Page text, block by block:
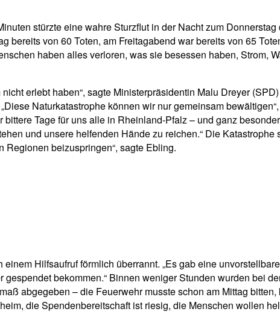
stürzte eine wahre Sturzflut in der Nacht zum
von 60 Toten, am Freitagabend war bereits von 65
haben alles verloren, was sie besessen haben, Strom,
erlebt haben“, sagte Ministerpräsidentin Malu Dreyer
Naturkatastrophe können wir nur gemeinsam
Tage für uns alle in Rheinland-Pfalz – und ganz
und unsere helfenden Hände zu reichen.“ Die
beizuspringen“, sagte Ebling.
Hilfsaufruf förmlich überrannt. „Es gab eine
bekommen.“ Binnen weniger Stunden wurden bei
abgegeben – die Feuerwehr musste schon am Mittag
die Spendenbereitschaft ist riesig, die Menschen wollen